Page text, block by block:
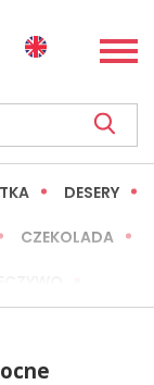
DESERY
CZEKOLADA